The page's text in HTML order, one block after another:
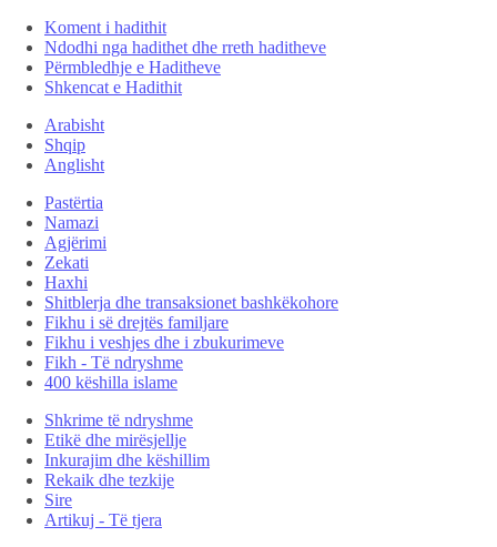
Koment i hadithit
Ndodhi nga hadithet dhe rreth haditheve
Përmbledhje e Haditheve
Shkencat e Hadithit
Arabisht
Shqip
Anglisht
Pastërtia
Namazi
Agjërimi
Zekati
Haxhi
Shitblerja dhe transaksionet bashkëkohore
Fikhu i së drejtës familjare
Fikhu i veshjes dhe i zbukurimeve
Fikh - Të ndryshme
400 këshilla islame
Shkrime të ndryshme
Etikë dhe mirësjellje
Inkurajim dhe këshillim
Rekaik dhe tezkije
Sire
Artikuj - Të tjera